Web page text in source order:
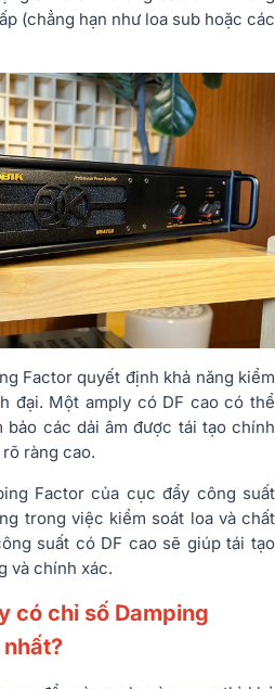
(chẳng hạn như loa sub hoặc các
Factor quyết định khả năng kiểm
đại. Một amply có DF cao có thể
bảo các dải âm được tái tạo chính
ràng cao.
Factor của cục đẩy công suất
trong việc kiểm soát loa và chất
suất có DF cao sẽ giúp tái tạo
và chính xác.
có chỉ số Damping